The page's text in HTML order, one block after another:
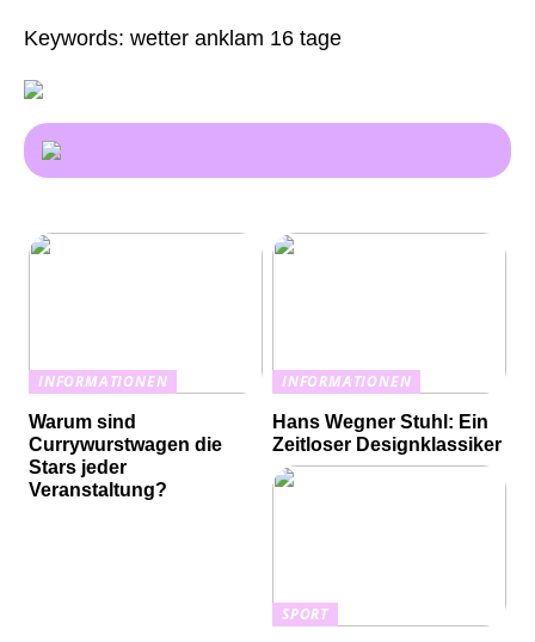
Keywords: wetter anklam 16 tage
INFORMATIONEN
Warum sind
Currywurstwagen die
Stars jeder
Veranstaltung?
INFORMATIONEN
Hans Wegner Stuhl: Ein
Zeitloser Designklassiker
SPORT